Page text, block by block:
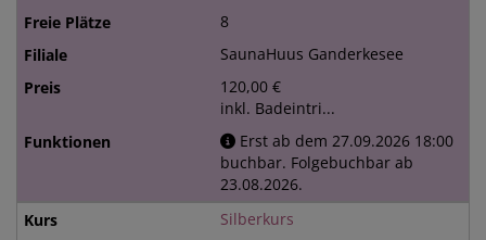
8
SaunaHuus Ganderkesee
120,00 €
inkl. Badeintri...
Erst ab dem 27.09.2026 18:00
buchbar. Folgebuchbar ab
23.08.2026.
Silberkurs